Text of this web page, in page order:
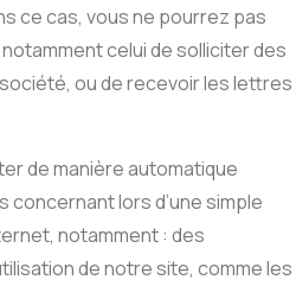
ce cas, vous ne pourrez pas
celui de solliciter des
ou de recevoir les lettres
de manière automatique
lors d’une simple
notamment : des
de notre site, comme les